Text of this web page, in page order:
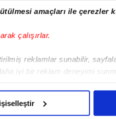
amaçları ile çerezler
çalışırlar.
reklamlar sunabilir,
iyi bir reklam deneyimi